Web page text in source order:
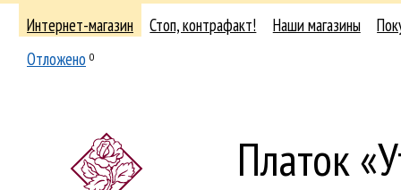
Интернет-магазин Стоп, контрафакт! Наши магазины
Отложено 0
Платок